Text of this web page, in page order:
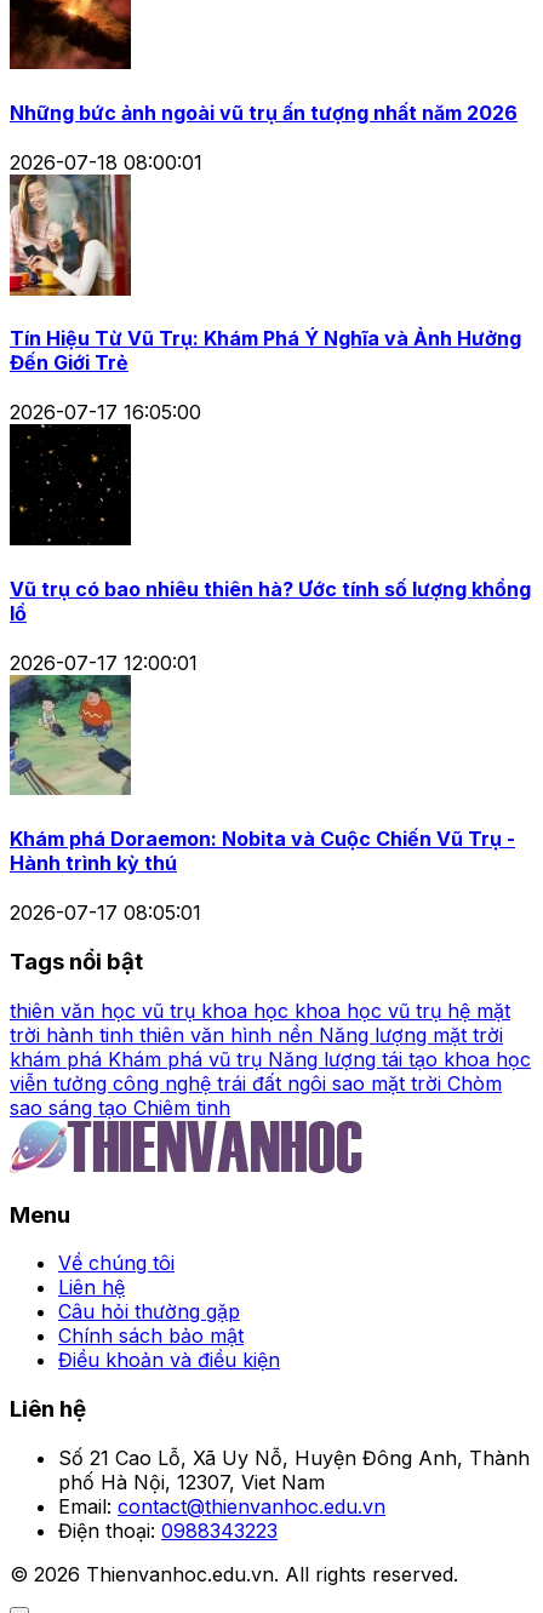
Những bức ảnh ngoài vũ trụ ấn tượng nhất năm 2026
2026-07-18 08:00:01
Tín Hiệu Từ Vũ Trụ: Khám Phá Ý Nghĩa và Ảnh Hưởng
Đến Giới Trẻ
2026-07-17 16:05:00
Vũ trụ có bao nhiêu thiên hà? Ước tính số lượng khổng
lồ
2026-07-17 12:00:01
Khám phá Doraemon: Nobita và Cuộc Chiến Vũ Trụ -
Hành trình kỳ thú
2026-07-17 08:05:01
Tags nổi bật
thiên văn học vũ trụ khoa học khoa học vũ trụ hệ mặt
trời hành tinh thiên văn hình nền Năng lượng mặt trời
khám phá Khám phá vũ trụ Năng lượng tái tạo khoa học
viễn tưởng công nghệ trái đất ngôi sao mặt trời Chòm
sao sáng tạo Chiêm tinh
Menu
Về chúng tôi
Liên hệ
Câu hỏi thường gặp
Chính sách bảo mật
Điều khoản và điều kiện
Liên hệ
Số 21 Cao Lỗ, Xã Uy Nỗ, Huyện Đông Anh, Thành
phố Hà Nội, 12307, Viet Nam
Email: contact@thienvanhoc.edu.vn
Điện thoại: 0988343223
© 2026 Thienvanhoc.edu.vn. All rights reserved.